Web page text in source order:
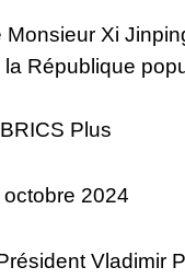
Monsieur Xi
République
Plus
2024
Vladimir